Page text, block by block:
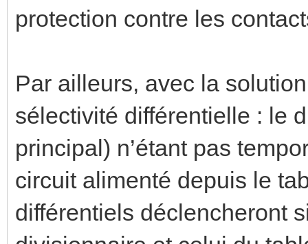
protection contre les
Par ailleurs, avec la
sélectivité différentielle : le
principal) n’étant pas
circuit alimenté depuis le
différentiels déclencheront